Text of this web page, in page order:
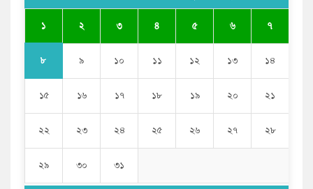
১ ২ ৩ ৪ ৫ ৬ ৭
৮ ৯ ১০ ১১ ১২ ১৩ ১৪
১৫ ১৬ ১৭ ১৮ ১৯ ২০ ২১
২২ ২৩ ২৪ ২৫ ২৬ ২৭ ২৮
২৯ ৩০ ৩১